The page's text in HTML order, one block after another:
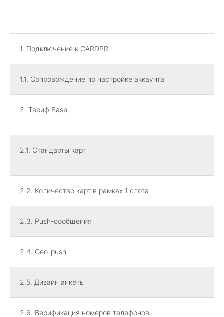
1. Подключение к CARDPR
1.1. Сопровождение по настройке аккаунта
2. Тариф Base
2.1. Стандарты карт
2.2. Количество карт в рамках 1 слота
2.3. Push-сообщения
2.4. Geo-push
2.5. Дизайн анкеты
2.6. Верификация номеров телефонов